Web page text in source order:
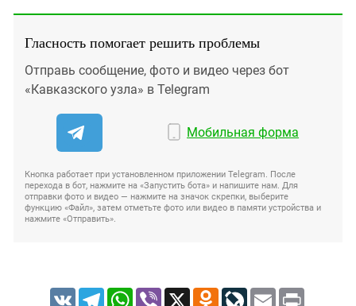
Гласность помогает решить проблемы
Отправь сообщение, фото и видео через бот
«Кавказского узла» в Telegram
Мобильная форма
Кнопка работает при установленном приложении Telegram. После
перехода в бот, нажмите на «Запустить бота» и напишите нам. Для
отправки фото и видео — нажмите на значок скрепки, выберите
функцию «Файл», затем отметьте фото или видео в памяти устройства и
нажмите «Отправить».
VK TelegramWhatsApp
Viber X Odnoklassniki
LiveJournal
Email Print